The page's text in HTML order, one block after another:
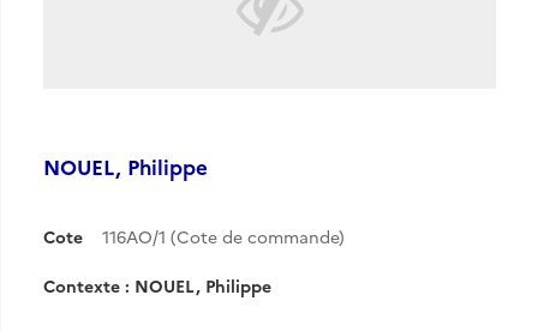
NOUEL, Philippe
Cote 116AO/1 (Cote de commande)
Contexte : NOUEL, Philippe